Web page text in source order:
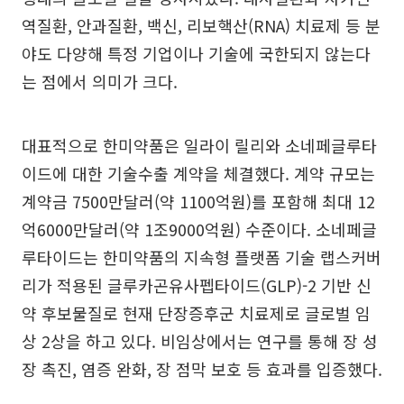
역질환, 안과질환, 백신, 리보핵산(RNA) 치료제 등 분
야도 다양해 특정 기업이나 기술에 국한되지 않는다
는 점에서 의미가 크다.
대표적으로 한미약품은 일라이 릴리와 소네페글루타
이드에 대한 기술수출 계약을 체결했다. 계약 규모는
계약금 7500만달러(약 1100억원)를 포함해 최대 12
억6000만달러(약 1조9000억원) 수준이다. 소네페글
루타이드는 한미약품의 지속형 플랫폼 기술 랩스커버
리가 적용된 글루카곤유사펩타이드(GLP)-2 기반 신
약 후보물질로 현재 단장증후군 치료제로 글로벌 임
상 2상을 하고 있다. 비임상에서는 연구를 통해 장 성
장 촉진, 염증 완화, 장 점막 보호 등 효과를 입증했다.